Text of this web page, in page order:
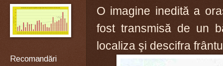
O imagine inedită a
fost transmisă de un
localiza şi descifra
Recomandări